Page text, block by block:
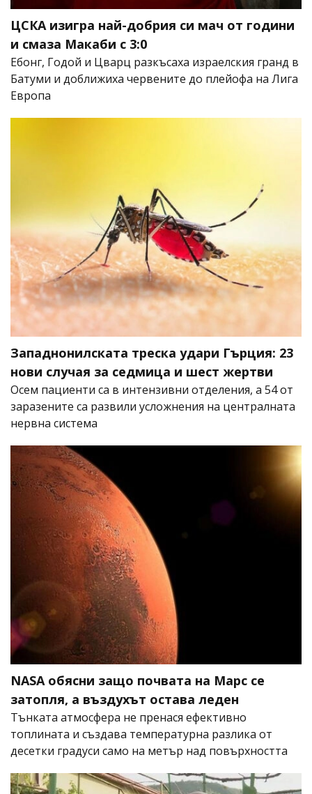
ЦСКА изигра най-добрия си мач от години
и смаза Макаби с 3:0
Ебонг, Годой и Цварц разкъсаха израелския гранд в
Батуми и доближиха червените до плейофа на Лига
Европа
Западнонилската треска удари Гърция: 23
нови случая за седмица и шест жертви
Осем пациенти са в интензивни отделения, а 54 от
заразените са развили усложнения на централната
нервна система
NASA обясни защо почвата на Марс се
затопля, а въздухът остава леден
Тънката атмосфера не пренася ефективно
топлината и създава температурна разлика от
десетки градуси само на метър над повърхността